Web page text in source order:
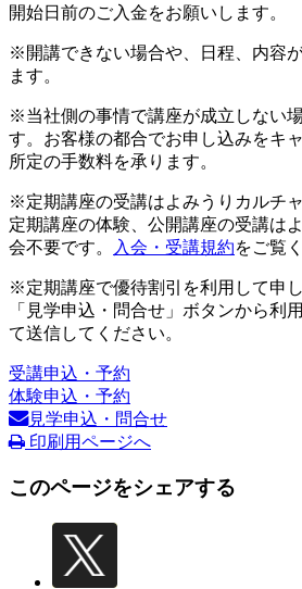
開始日前のご入金をお願いします。
※開講できない場合や、日程、内容
ます。
※当社側の事情で講座が成立しない
す。お客様の都合でお申し込みをキ
所定の手数料を承ります。
※定期講座の受講はよみうりカルチ
定期講座の体験、公開講座の受講は
会不要です。
入会・受講規約をご覧
※定期講座で優待割引を利用して申
「見学申込・問合せ」ボタンから利
て送信してください。
受講申込・予約
体験申込・予約
見学申込・問合せ
印刷用ページへ
このページをシェアする